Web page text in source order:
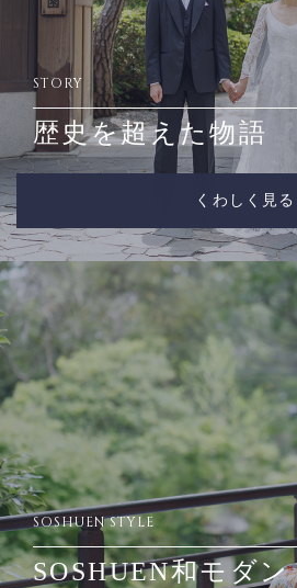
STORY
歴史を超えた物語
くわしく見る
SOSHUEN STYLE
SOSHUEN和モダン